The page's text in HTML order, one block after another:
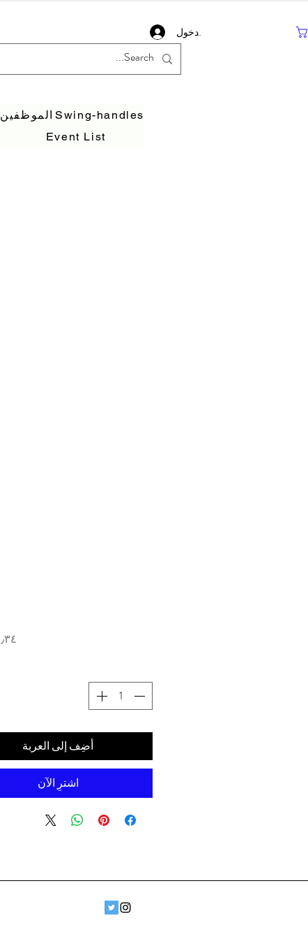
تسجيل دخول
الموظفين Swing-handles
Event List
أضِف إلى العربة
اشترِ الآن